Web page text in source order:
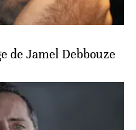
de Jamel Debbouze